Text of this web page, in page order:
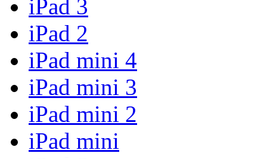
iPad 3
iPad 2
iPad mini 4
iPad mini 3
iPad mini 2
iPad mini